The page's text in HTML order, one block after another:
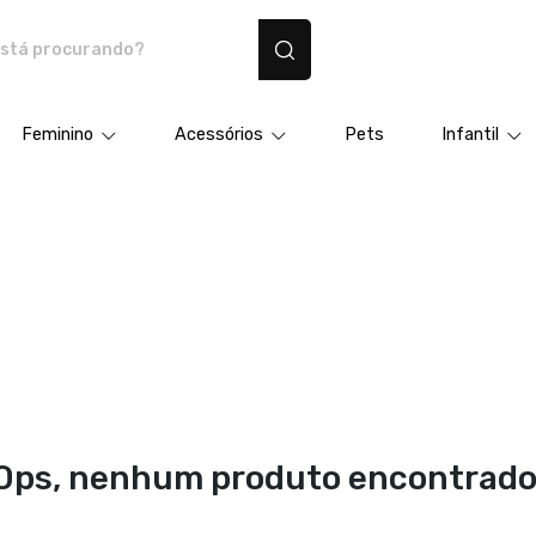
Feminino Acessórios Pets Infantil
nenhum produto